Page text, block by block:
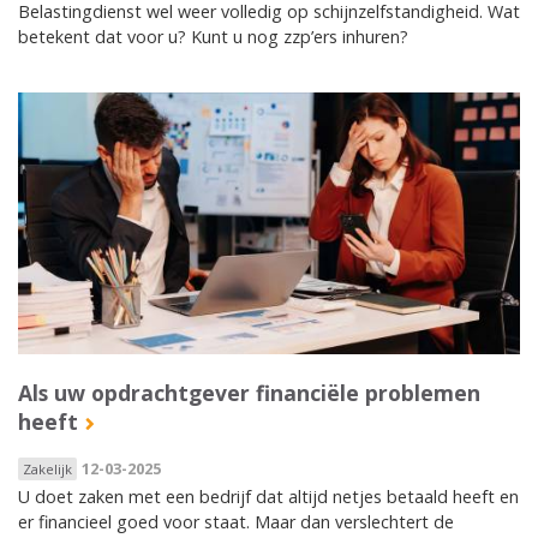
Belastingdienst wel weer volledig op schijnzelfstandigheid. Wat
betekent dat voor u? Kunt u nog zzp’ers inhuren?
Als uw opdrachtgever financiële problemen
heeft
Zakelijk 12-03-2025
U doet zaken met een bedrijf dat altijd netjes betaald heeft en
er financieel goed voor staat. Maar dan verslechtert de